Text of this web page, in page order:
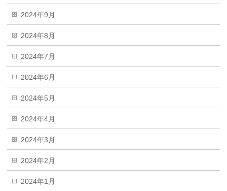
2024年9月
2024年8月
2024年7月
2024年6月
2024年5月
2024年4月
2024年3月
2024年2月
2024年1月